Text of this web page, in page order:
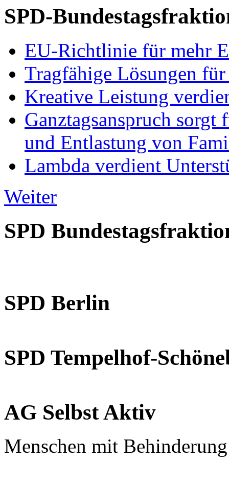
SPD-
EU-Richtlinie für mehr
Tragfähige Lösungen
Kreative Leistung
Ganztagsanspruch
und Entlastung von
Lambda verdient
Weiter
SPD
SPD Berlin
SPD Tempelhof-
AG Selbst Aktiv
Menschen mit